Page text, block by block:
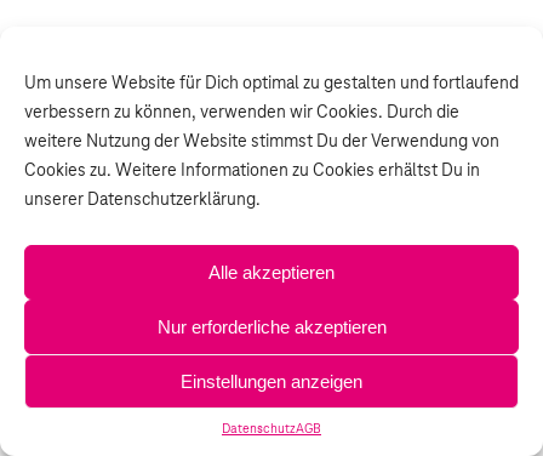
Um unsere Website für Dich optimal zu gestalten und fortlaufend
verbessern zu können, verwenden wir Cookies. Durch die
weitere Nutzung der Website stimmst Du der Verwendung von
Cookies zu. Weitere Informationen zu Cookies erhältst Du in
unserer Datenschutzerklärung.
Alle akzeptieren
Nur erforderliche akzeptieren
Einstellungen anzeigen
DatenschutzAGB